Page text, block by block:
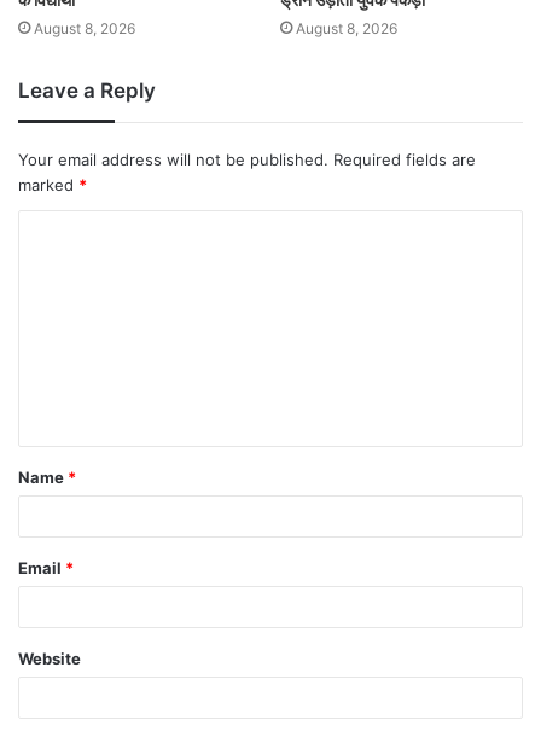
August 8, 2026 August 8, 2026
Leave a Reply
Your email address will not be published. Required fields are
marked *
Name *
Email *
Website